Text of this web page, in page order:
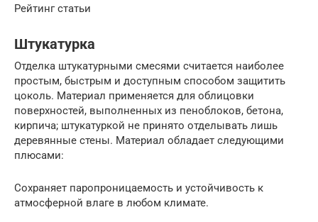
Рейтинг статьи
Штукатурка
Отделка штукатурными смесями считается наиболее
простым, быстрым и доступным способом защитить
цоколь. Материал применяется для облицовки
поверхностей, выполненных из пеноблоков, бетона,
кирпича; штукатуркой не принято отделывать лишь
деревянные стены. Материал обладает следующими
плюсами:
Сохраняет паропроницаемость и устойчивость к
атмосферной влаге в любом климате.